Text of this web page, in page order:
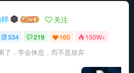
关注
534 219 160 150W+
了，学会休息，而不是放弃